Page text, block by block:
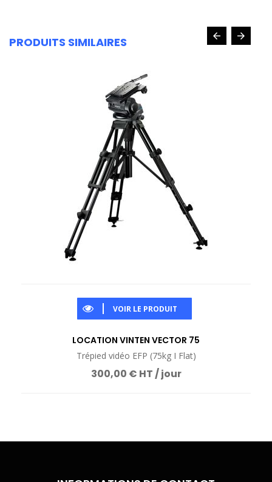
PRODUITS SIMILAIRES
VOIR LE PRODUIT
LOCATION VINTEN VECTOR 75
Trépied vidéo EFP (75kg I Flat)
300,00 € HT / jour